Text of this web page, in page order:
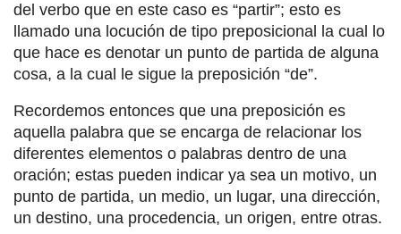
del verbo que en este caso es “partir”; esto es
llamado una locución de tipo preposicional la cual lo
que hace es denotar un punto de partida de alguna
cosa, a la cual le sigue la preposición “de”.
Recordemos entonces que una preposición es
aquella palabra que se encarga de relacionar los
diferentes elementos o palabras dentro de una
oración; estas pueden indicar ya sea un motivo, un
punto de partida, un medio, un lugar, una dirección,
un destino, una procedencia, un origen, entre otras.